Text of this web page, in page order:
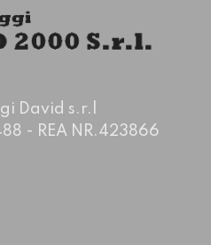
David s.r.l
- REA NR.423866